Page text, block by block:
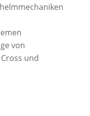
von
und